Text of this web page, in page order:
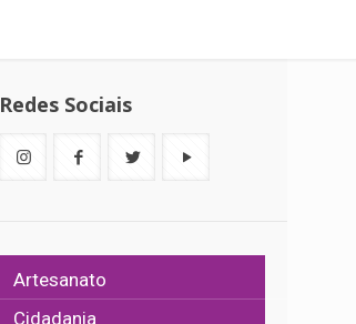
Redes Sociais
Artesanato
Cidadania